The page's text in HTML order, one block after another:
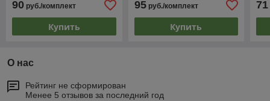
90 руб./комплект
Купить
95руб./комплект
Купить
71
О нас
Рейтинг не сформирован
Менее 5 отзывов за последний год